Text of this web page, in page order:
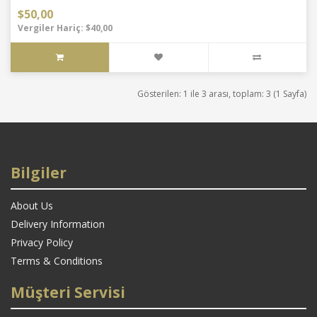
$50,00
Vergiler Hariç: $40,00
Gösterilen: 1 ile 3 arası, toplam: 3 (1 Sayfa)
Bilgiler
About Us
Delivery Information
Privacy Policy
Terms & Conditions
Müşteri Servisi